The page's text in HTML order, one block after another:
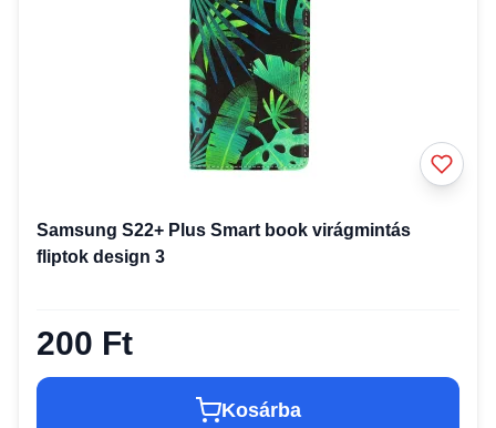
Samsung S22+ Plus Smart book virágmintás
fliptok design 3
200 Ft
Kosárba